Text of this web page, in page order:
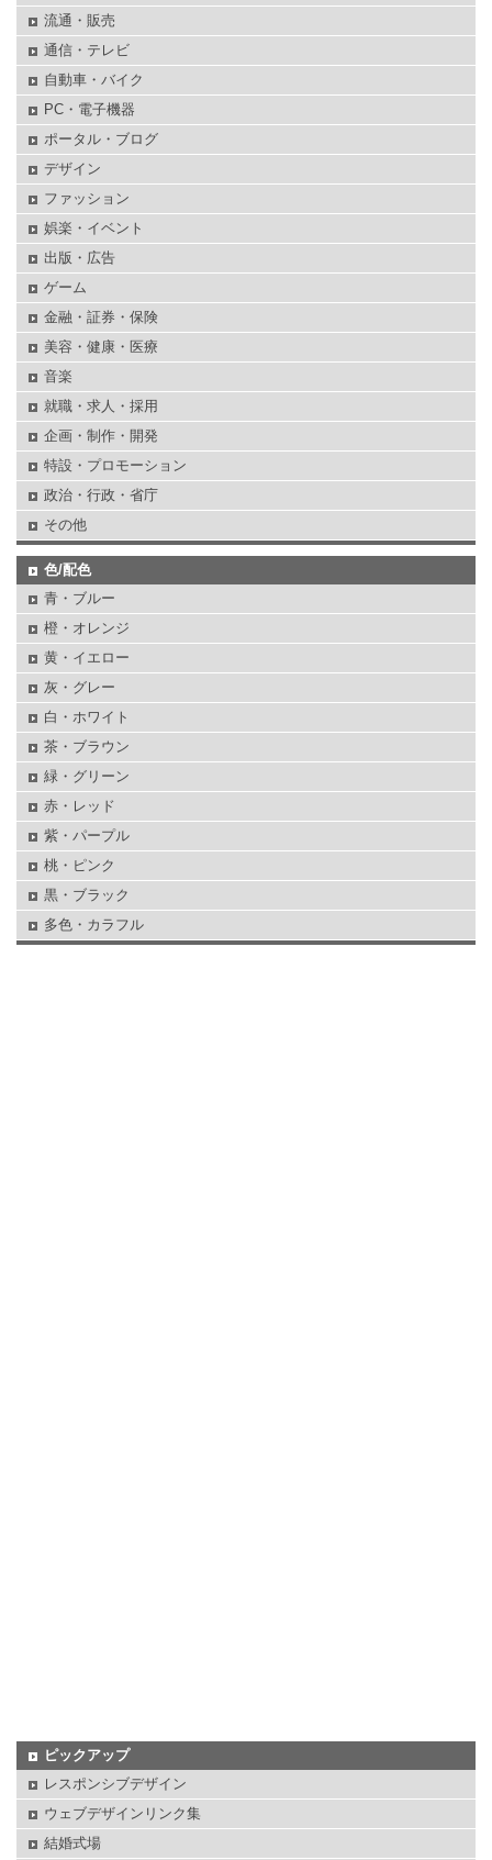
流通・販売
通信・テレビ
自動車・バイク
PC・電子機器
ポータル・ブログ
デザイン
ファッション
娯楽・イベント
出版・広告
ゲーム
金融・証券・保険
美容・健康・医療
音楽
就職・求人・採用
企画・制作・開発
特設・プロモーション
政治・行政・省庁
その他
色/配色
青・ブルー
橙・オレンジ
黄・イエロー
灰・グレー
白・ホワイト
茶・ブラウン
緑・グリーン
赤・レッド
紫・パープル
桃・ピンク
黒・ブラック
多色・カラフル
ピックアップ
レスポンシブデザイン
ウェブデザインリンク集
結婚式場